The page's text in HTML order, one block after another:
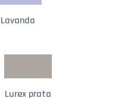
Lavanda
Lurex prata